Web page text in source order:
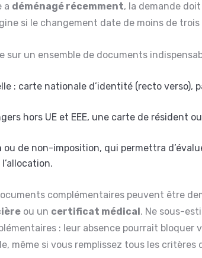
a déménagé récemment, la demande
si le changement date de moins de trois
sur un ensemble de documents
: carte nationale d’identité (recto verso),
hors UE et EEE, une carte de résident
ou de non-imposition, qui permettra
complémentaires peuvent être
ou un certificat médical . Ne sous-
: leur absence pourrait bloquer
même si vous remplissez tous les critères